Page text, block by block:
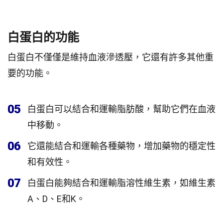
白蛋白的功能
白蛋白不僅僅是維持血液滲透壓，它還有許多其他重
要的功能。
05
白蛋白可以結合和運輸脂肪酸，幫助它們在血液
中移動。
06
它還能結合和運輸各種藥物，增加藥物的穩定性
和有效性。
07
白蛋白能夠結合和運輸脂溶性維生素，如維生素
A、D、E和K。